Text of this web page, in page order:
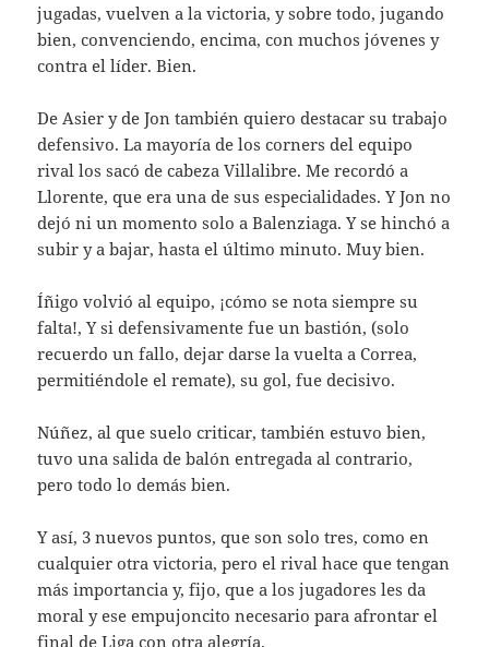
jugadas, vuelven a la victoria, y sobre todo, jugando
bien, convenciendo, encima, con muchos jóvenes y
contra el líder. Bien.
De Asier y de Jon también quiero destacar su trabajo
defensivo. La mayoría de los corners del equipo
rival los sacó de cabeza Villalibre. Me recordó a
Llorente, que era una de sus especialidades. Y Jon no
dejó ni un momento solo a Balenziaga. Y se hinchó a
subir y a bajar, hasta el último minuto. Muy bien.
Íñigo volvió al equipo, ¡cómo se nota siempre su
falta!, Y si defensivamente fue un bastión, (solo
recuerdo un fallo, dejar darse la vuelta a Correa,
permitiéndole el remate), su gol, fue decisivo.
Núñez, al que suelo criticar, también estuvo bien,
tuvo una salida de balón entregada al contrario,
pero todo lo demás bien.
Y así, 3 nuevos puntos, que son solo tres, como en
cualquier otra victoria, pero el rival hace que tengan
más importancia y, fijo, que a los jugadores les da
moral y ese empujoncito necesario para afrontar el
final de Liga con otra alegría.